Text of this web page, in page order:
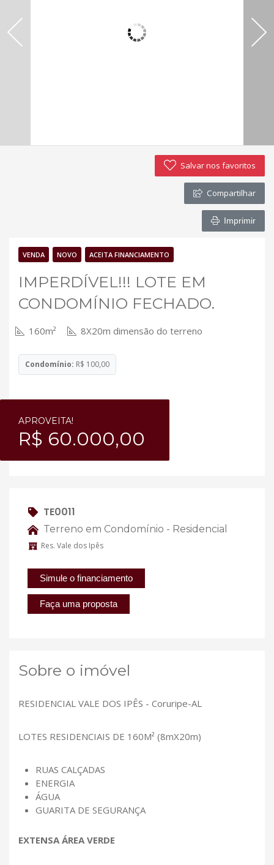
Simulador de financiamento
Salvar nos favoritos
Compartilhar
Imprimir
VENDA NOVO ACEITA FINANCIAMENTO
IMPERDÍVEL!!! LOTE EM
CONDOMÍNIO FECHADO.
160m² 8X20m dimensão do terreno
Condomínio: R$ 100,00
APROVEITA!
R$ 60.000,00
TE0011
Terreno em Condomínio - Residencial
Res. Vale dos Ipês
Simule o financiamento
Faça uma proposta
Sobre o imóvel
RESIDENCIAL VALE DOS IPÊS - Coruripe-AL
LOTES RESIDENCIAIS DE 160M² (8mX20m)
RUAS CALÇADAS
ENERGIA
ÁGUA
GUARITA DE SEGURANÇA
EXTENSA ÁREA VERDE